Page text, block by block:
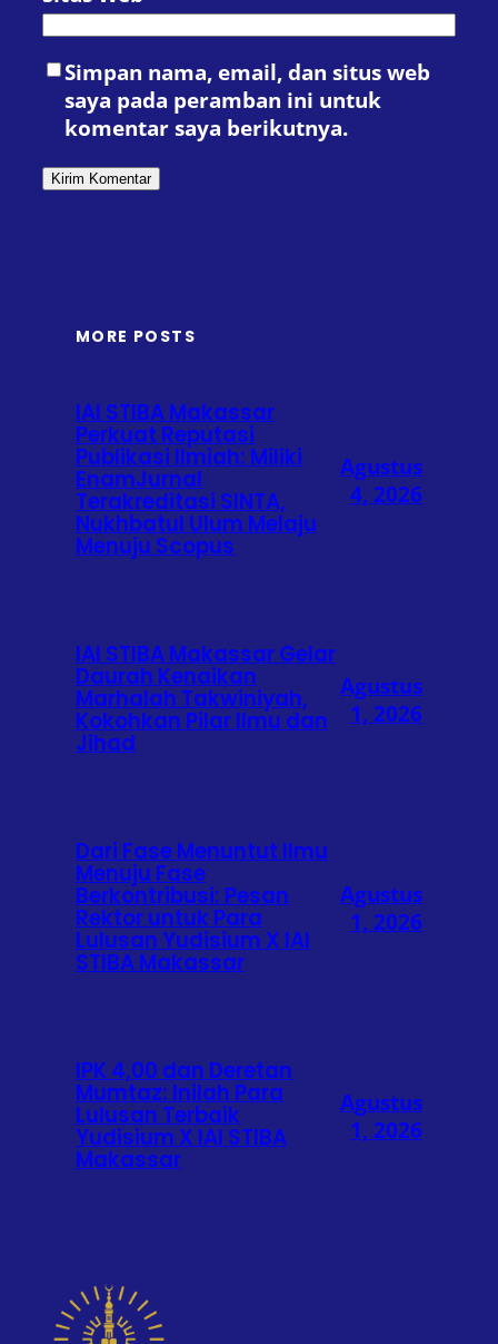
Simpan nama, email, dan situs web
saya pada peramban ini untuk
komentar saya berikutnya.
MORE POSTS
IAI STIBA Makassar
Perkuat Reputasi
Publikasi Ilmiah: Miliki
EnamJurnal
Terakreditasi SINTA,
Nukhbatul Ulum Melaju
Menuju Scopus
Agustus
4, 2026
IAI STIBA Makassar Gelar
Daurah Kenaikan
Marhalah Takwiniyah,
Kokohkan Pilar Ilmu dan
Jihad
Agustus
1, 2026
Dari Fase Menuntut Ilmu
Menuju Fase
Berkontribusi: Pesan
Rektor untuk Para
Lulusan Yudisium X IAI
STIBA Makassar
Agustus
1, 2026
IPK 4,00 dan Deretan
Mumtaz: Inilah Para
Lulusan Terbaik
Yudisium X IAI STIBA
Makassar
Agustus
1, 2026